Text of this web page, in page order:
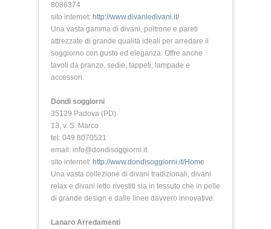
8086374
sito internet: http://www.divaniedivani.it/
Una vasta gamma di divani, poltrone e pareti
attrezzate di grande qualità ideali per arredare il
soggiorno con gusto ed eleganza. Offre anche
tavoli da pranzo, sedie, tappeti, lampade e
accessori.
Dondi soggiorni
35129 Padova (PD)
13, v. S. Marco
tel: 049 8070521
email: info@dondisoggiorni.it
sito internet: http://www.dondisoggiorni.it/Home
Una vasta collezione di divani tradizionali, divani
relax e divani letto rivestiti sia in tessuto che in pelle
di grande design e dalle linee davvero innovative.
Lanaro Arredamenti